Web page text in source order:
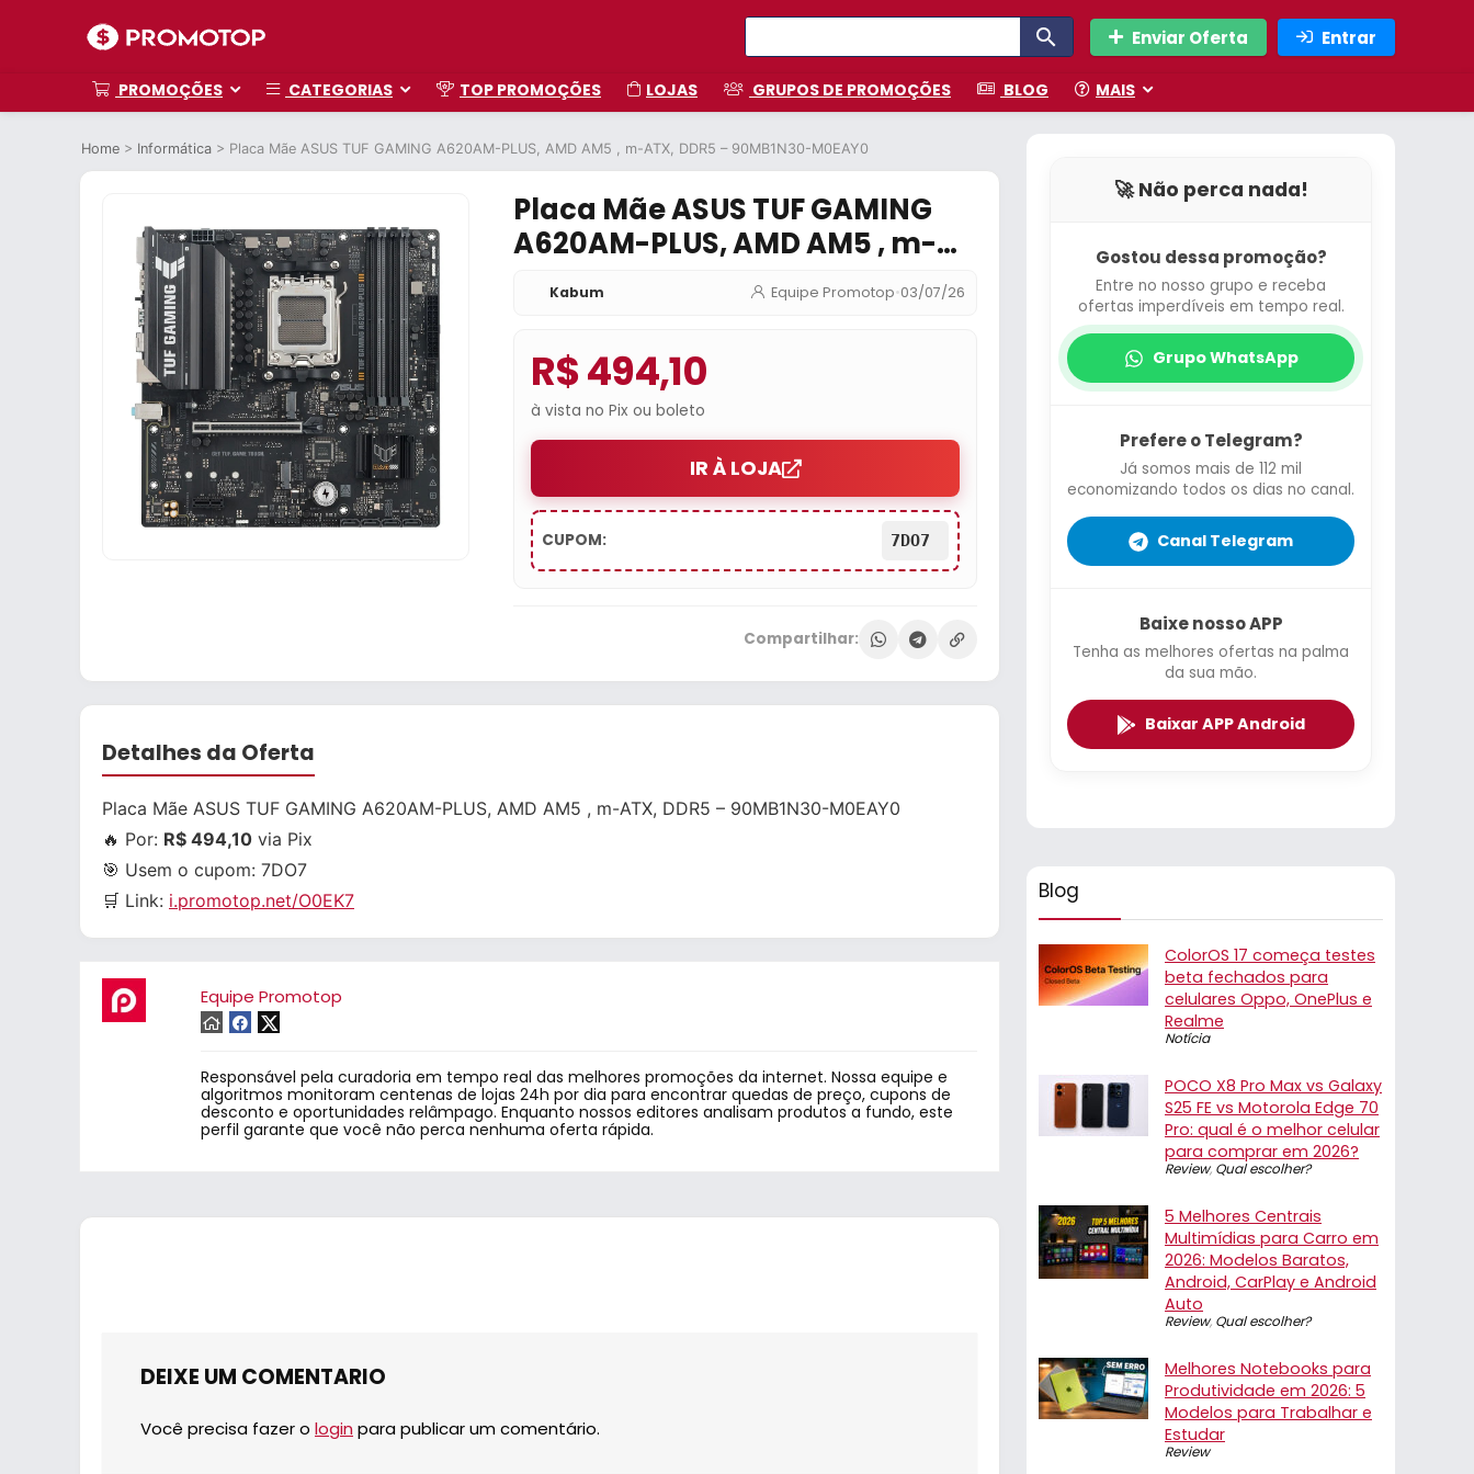
Enviar Oferta Entrar
PROMOÇÕES CATEGORIAS TOP PROMOÇÕES LOJAS GRUPOS DE PROMOÇÕES BLOG MAIS
Home > Informática > Placa Mãe ASUS TUF GAMING A620AM-PLUS, AMD AM5 , m-ATX, DDR5 – 90MB1N30-M0EAY0
Placa Mãe ASUS TUF GAMING
A620AM-PLUS, AMD AM5 , m-
ATX, DDR5 – 90MB1N30-M0EAY0
Kabum Equipe Promotop•03/07/26
R$ 494,10
à vista no Pix ou boleto
IR À LOJA
CUPOM: 7DO7
Compartilhar:
Detalhes da Oferta
Placa Mãe ASUS TUF GAMING A620AM-PLUS, AMD AM5 , m-ATX, DDR5 – 90MB1N30-M0EAY0
🔥 Por: R$ 494,10 via Pix
🎯 Usem o cupom: 7DO7
🛒 Link: i.promotop.net/O0EK7
Equipe Promotop
Responsável pela curadoria em tempo real das melhores promoções da internet. Nossa equipe e
algoritmos monitoram centenas de lojas 24h por dia para encontrar quedas de preço, cupons de
desconto e oportunidades relâmpago. Enquanto nossos editores analisam produtos a fundo, este
perfil garante que você não perca nenhuma oferta rápida.
DEIXE UM COMENTARIO
Você precisa fazer o login para publicar um comentário.
🚀 Não perca nada!
Gostou dessa promoção?
Entre no nosso grupo e receba
ofertas imperdíveis em tempo real.
Grupo WhatsApp
Prefere o Telegram?
Já somos mais de 112 mil
economizando todos os dias no canal.
Canal Telegram
Baixe nosso APP
Tenha as melhores ofertas na palma
da sua mão.
Baixar APP Android
Blog
ColorOS 17 começa testes
beta fechados para
celulares Oppo, OnePlus e
Realme
Notícia
POCO X8 Pro Max vs Galaxy
S25 FE vs Motorola Edge 70
Pro: qual é o melhor celular
para comprar em 2026?
Review, Qual escolher?
5 Melhores Centrais
Multimídias para Carro em
2026: Modelos Baratos,
Android, CarPlay e Android
Auto
Review, Qual escolher?
Melhores Notebooks para
Produtividade em 2026: 5
Modelos para Trabalhar e
Estudar
Review